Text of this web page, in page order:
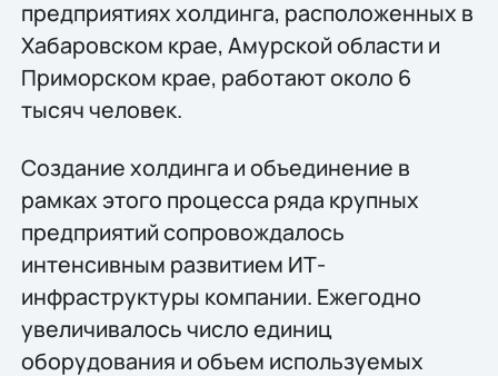
предприятиях холдинга, расположенных в
Хабаровском крае, Амурской области и
Приморском крае, работают около 6
тысяч человек.
Создание холдинга и объединение в
рамках этого процесса ряда крупных
предприятий сопровождалось
интенсивным развитием ИТ-
инфраструктуры компании. Ежегодно
увеличивалось число единиц
оборудования и объем используемых